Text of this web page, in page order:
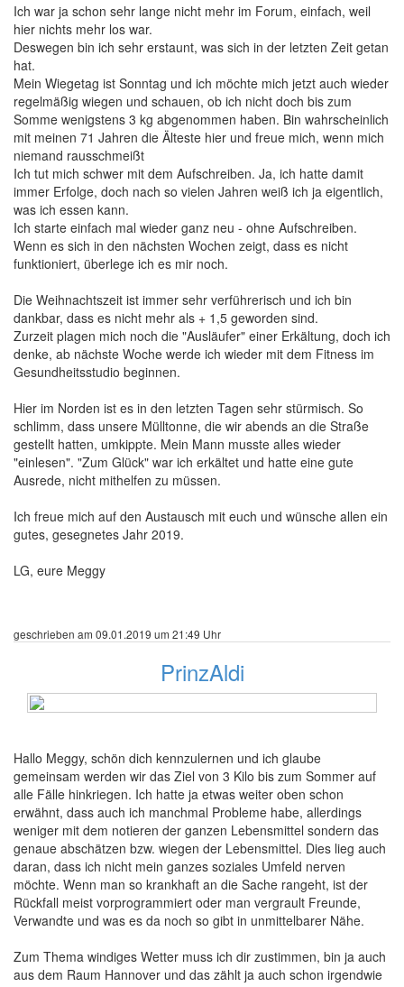
Ich war ja schon sehr lange nicht mehr im Forum, einfach, weil
hier nichts mehr los war.
Deswegen bin ich sehr erstaunt, was sich in der letzten Zeit getan
hat.
Mein Wiegetag ist Sonntag und ich möchte mich jetzt auch wieder
regelmäßig wiegen und schauen, ob ich nicht doch bis zum
Somme wenigstens 3 kg abgenommen haben. Bin wahrscheinlich
mit meinen 71 Jahren die Älteste hier und freue mich, wenn mich
niemand rausschmeißt
Ich tut mich schwer mit dem Aufschreiben. Ja, ich hatte damit
immer Erfolge, doch nach so vielen Jahren weiß ich ja eigentlich,
was ich essen kann.
Ich starte einfach mal wieder ganz neu - ohne Aufschreiben.
Wenn es sich in den nächsten Wochen zeigt, dass es nicht
funktioniert, überlege ich es mir noch.
Die Weihnachtszeit ist immer sehr verführerisch und ich bin
dankbar, dass es nicht mehr als + 1,5 geworden sind.
Zurzeit plagen mich noch die "Ausläufer" einer Erkältung, doch ich
denke, ab nächste Woche werde ich wieder mit dem Fitness im
Gesundheitsstudio beginnen.
Hier im Norden ist es in den letzten Tagen sehr stürmisch. So
schlimm, dass unsere Mülltonne, die wir abends an die Straße
gestellt hatten, umkippte. Mein Mann musste alles wieder
"einlesen". "Zum Glück" war ich erkältet und hatte eine gute
Ausrede, nicht mithelfen zu müssen.
Ich freue mich auf den Austausch mit euch und wünsche allen ein
gutes, gesegnetes Jahr 2019.
LG, eure Meggy
geschrieben am 09.01.2019 um 21:49 Uhr
PrinzAldi
Hallo Meggy, schön dich kennzulernen und ich glaube
gemeinsam werden wir das Ziel von 3 Kilo bis zum Sommer auf
alle Fälle hinkriegen. Ich hatte ja etwas weiter oben schon
erwähnt, dass auch ich manchmal Probleme habe, allerdings
weniger mit dem notieren der ganzen Lebensmittel sondern das
genaue abschätzen bzw. wiegen der Lebensmittel. Dies lieg auch
daran, dass ich nicht mein ganzes soziales Umfeld nerven
möchte. Wenn man so krankhaft an die Sache rangeht, ist der
Rückfall meist vorprogrammiert oder man vergrault Freunde,
Verwandte und was es da noch so gibt in unmittelbarer Nähe.
Zum Thema windiges Wetter muss ich dir zustimmen, bin ja auch
aus dem Raum Hannover und das zählt ja auch schon irgendwie